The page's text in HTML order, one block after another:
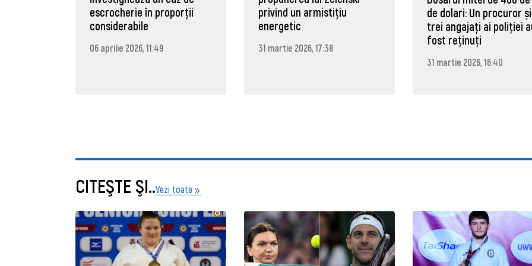
escrocherie în proporții
considerabile
06 aprilie 2026, 11:49
privind un armistițiu
energetic
31 martie 2026, 17:38
de dolari: Un procuror și
trei angajați ai poliției
fost reținuți
31 martie 2026, 16:40
CITEŞTE ŞI..Vezi toate